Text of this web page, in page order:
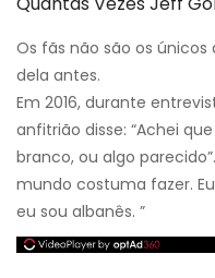
Os fãs não são os
dela antes.
Em 2016, durante
anfitrião disse: “Achei
branco, ou algo
mundo costuma fazer.
eu sou albanês. ”